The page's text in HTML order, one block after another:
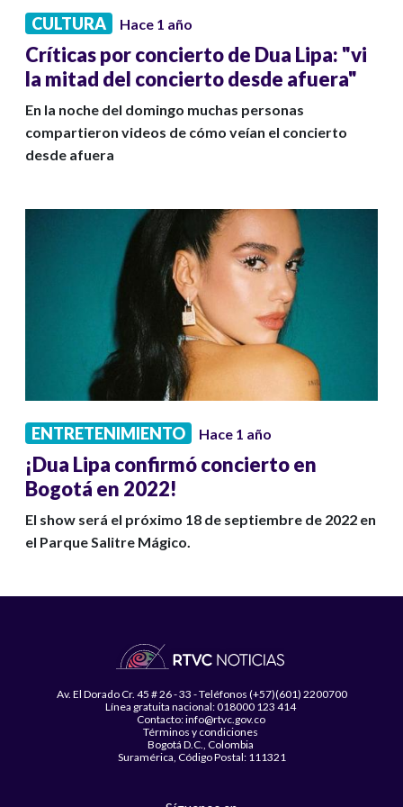
CULTURA Hace 1 año
Críticas por concierto de Dua Lipa: "vi
la mitad del concierto desde afuera"
En la noche del domingo muchas personas
compartieron videos de cómo veían el concierto
desde afuera
ENTRETENIMIENTO Hace 1 año
¡Dua Lipa confirmó concierto en
Bogotá en 2022!
El show será el próximo 18 de septiembre de 2022 en
el Parque Salitre Mágico.
Av. El Dorado Cr. 45 # 26 - 33 - Teléfonos (+57)(601) 2200700
Línea gratuita nacional: 018000 123 414
Contacto: info@rtvc.gov.co
Términos y condiciones
Bogotá D.C., Colombia
Suramérica, Código Postal: 111321